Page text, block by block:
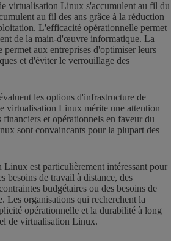
virtualisation Linux s'accumulent au fil du
au fil des ans grâce à la réduction
L'efficacité opérationnelle permet
de la main-d'œuvre informatique. La
aux entreprises d'optimiser leurs
et d'éviter le verrouillage des
les options d'infrastructure de
virtualisation Linux mérite une attention
et opérationnels en faveur du
sont convaincants pour la plupart des
est particulièrement intéressant pour
besoins de travail à distance, des
budgétaires ou des besoins de
Les organisations qui recherchent la
opérationnelle et la durabilité à long
de virtualisation Linux.